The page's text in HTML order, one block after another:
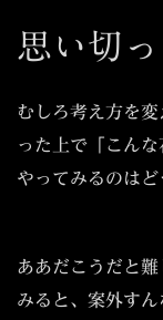
思い切
むしろ考え方を
った上で「こん
やってみるのはど
ああだこうだと
みると、案外すん